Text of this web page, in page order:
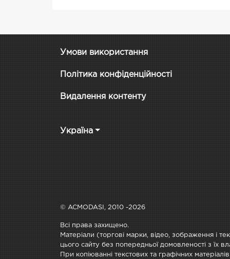
Умови використання
Політика конфіденційності
Видалення контенту
Україна
© ACMODASI, 2010 -2026
Всі права захищено.
Матеріали (торгові марки, відео, зображення і
цього сайту без попередньої домовленості з їх
При копіюванні текстових та графічних